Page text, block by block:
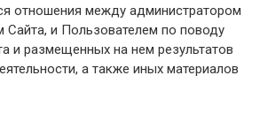
отношения между администратором
Сайта, и Пользователем по поводу
и размещенных на нем результатов
а также иных материалов